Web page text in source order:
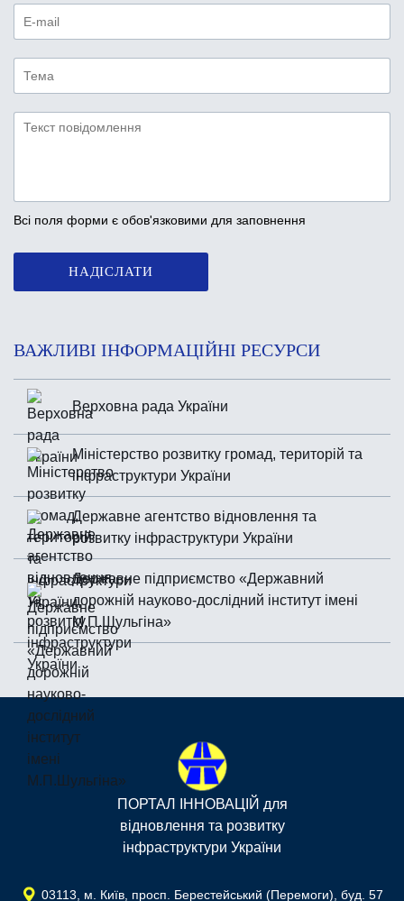
Всі поля форми є обов'язковими для заповнення
НАДІСЛАТИ
ВАЖЛИВІ ІНФОРМАЦІЙНІ РЕСУРСИ
Верховна рада України
Міністерство розвитку громад, територій та
інфраструктури України
Державне агентство відновлення та
розвитку інфраструктури України
Державне підприємство «Державний
дорожній науково-дослідний інститут імені
М.П.Шульгiна»
ПОРТАЛ ІННОВАЦІЙ для
відновлення та розвитку
інфраструктури України
03113, м. Київ, просп. Берестейський (Перемоги), буд. 57